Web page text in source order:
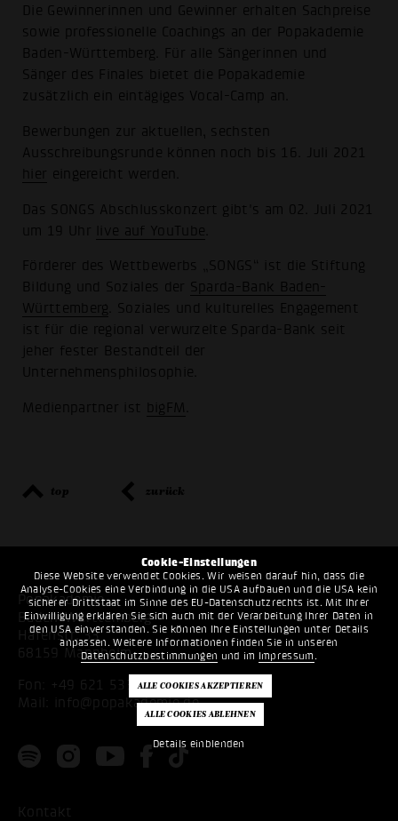
Cookie-Einstellungen
Diese Website verwendet Cookies. Wir weisen darauf hin, dass die
Analyse-Cookies eine Verbindung in die USA aufbauen und die USA kein
sicherer Drittstaat im Sinne des EU-Datenschutzrechts ist. Mit Ihrer
Einwilligung erklären Sie sich auch mit der Verarbeitung Ihrer Daten in
den USA einverstanden. Sie können Ihre Einstellungen unter Details
anpassen. Weitere Informationen finden Sie in unseren
Datenschutzbestimmungen und im Impressum .
Details einblenden
Die Gewinnerinnen und Gewinner erhalten Sachpreise
sowie professionelle Coachings an der Popakademie
Baden-Württemberg. Für alle Sängerinnen und
Sänger des Finales bietet die Popakademie
zusätzlich ein eintägiges Vocal-Camp an.
Bewerbungen zur aktuellen, sechsten
Ausschreibungsrunde können noch bis 16. Juli 2021
hier eingereicht werden.
Das SONGS Abschlusskonzert gibt's am 02. Juli 2021
um 19 Uhr
live auf YouTube
Förderer des Wettbewerbs „SONGS“ ist die Stiftung
Bildung und Soziales der Sparda-Bank Baden-
Württemberg . Soziales und kulturelles Engagement
ist für die regional verwurzelte Sparda-Bank seit
jeher fester Bestandteil der
Unternehmensphilosophie.
Medienpartner ist bigFM
top zurück
Popakademie
Baden-Württemberg
Hafenstr. 33
68159 Mannheim
Fon:
+49 621 53397200
Mail:
info@popakademie.de
Kontakt